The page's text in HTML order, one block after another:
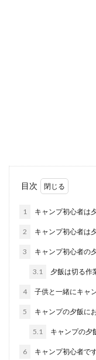
目次
1 キャンプ初心者は
2 キャンプ初心者は
3 キャンプ初心者の
3.1 夕飯は切る作
4 子供と一緒にキャ
5 キャンプの夕飯に
5.1 キャンプの夕
6
キャンプ初心者で